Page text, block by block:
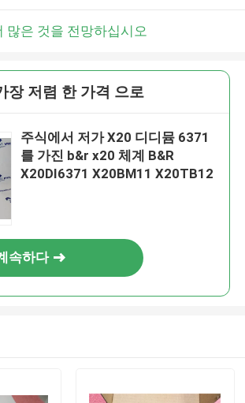
많은 것을 전망하십시오
장 저렴 한 가격 으로
주식에서 저가 X20 디디뮴 6371
를 가진 b&r x20 체계 B&R
X20DI6371 X20BM11 X20TB12
속하다